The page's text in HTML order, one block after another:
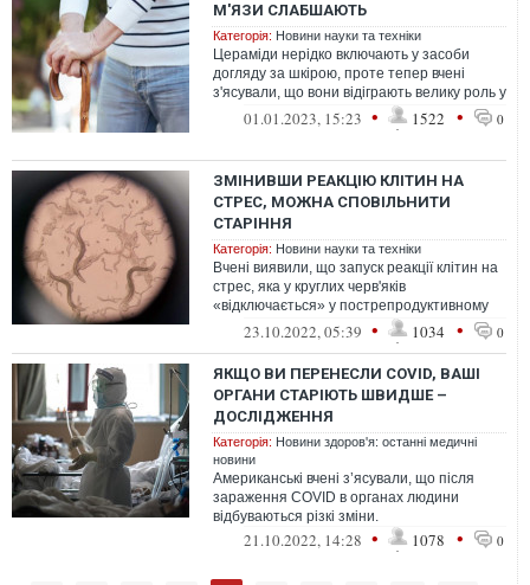
М'ЯЗИ СЛАБШАЮТЬ
Категорія: Новини науки та техніки
Цераміди нерідко включають у засоби
догляду за шкірою, проте тепер вчені
з'ясували, що вони відіграють велику роль у
послаблюванні м'язів у міру старі...
01.01.2023, 15:23 • 1522 • 0
ЗМІНИВШИ РЕАКЦІЮ КЛІТИН НА
СТРЕС, МОЖНА СПОВІЛЬНИТИ
СТАРІННЯ
Категорія: Новини науки та техніки
Вчені виявили, що запуск реакції клітин на
стрес, яка у круглих черв'яків
«відключається» у пострепродуктивному
віці, дозволяє уповільнити старіння та...
23.10.2022, 05:39 • 1034 • 0
ЯКЩО ВИ ПЕРЕНЕСЛИ COVID, ВАШІ
ОРГАНИ СТАРІЮТЬ ШВИДШЕ –
ДОСЛІДЖЕННЯ
Категорія: Новини здоров'я: останні медичні
новини
Американські вчені з’ясували, що після
зараження COVID в органах людини
відбуваються різкі зміни.
21.10.2022, 14:28 • 1078 • 0